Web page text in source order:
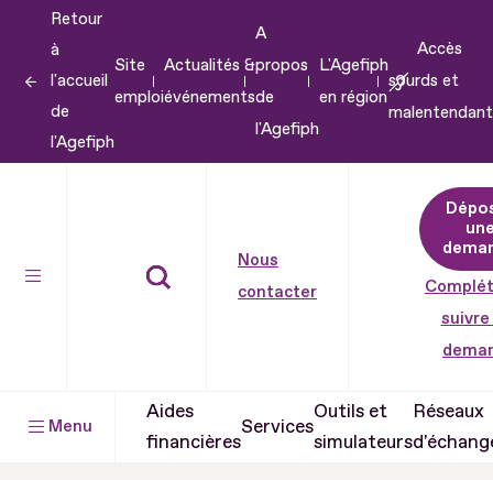
contenu
Retour
à
l'accueil
de
l'Agefiph
Site
emploi
Actualités &
événements
A
propos
de
l'Agefiph
L'Agefiph
en région
Accès
sourds et
Nous
contacter
suivre
Menu
Aides
financières
Services
Outils et
simulateurs
Réseaux